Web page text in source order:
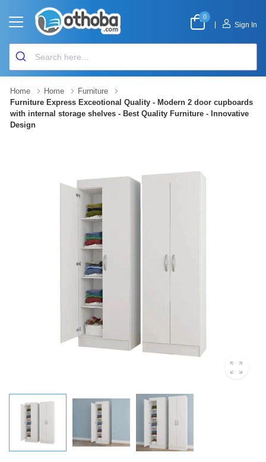
0
Sign In
Home Home
Furniture
Furniture Express Exceotional Quality - Modern 2 door cupboards
with internal storage shelves - Best Quality Furniture - Innovative
Design